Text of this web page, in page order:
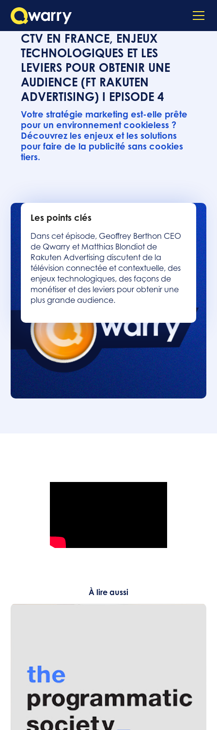
CTV EN FRANCE, ENJEUX
TECHNOLOGIQUES ET LES
LEVIERS POUR OBTENIR UNE
AUDIENCE (FT RAKUTEN
ADVERTISING) I EPISODE 4
Votre stratégie marketing est-elle prête
pour un environnement cookieless ?
Découvrez les enjeux et les solutions
pour faire de la publicité sans cookies
tiers.
Les points clés
Dans cet épisode, Geoffrey Berthon CEO
de Qwarry et Matthias Blondiot de
Rakuten Advertising discutent de la
télévision connectée et contextuelle, des
enjeux technologiques, des façons de
monétiser et des leviers pour obtenir une
plus grande audience.
Sommaire :
Heading 2
À lire aussi